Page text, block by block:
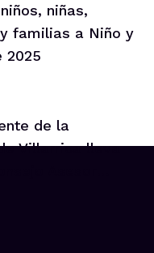
niñas,
familias a Niño y
2025
de la
Villarrica lleva